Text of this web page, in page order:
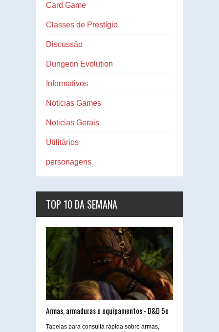
Card Game
Classes de Prestígio
Discussão
Dungeon Evolution
Informativos
Noticias Games
Noticias Gerais
Utilitários
personagens
TOP 10 DA SEMANA
Armas, armaduras e equipamentos - D&D 5e
Tabelas para consulta rápida sobre armas,